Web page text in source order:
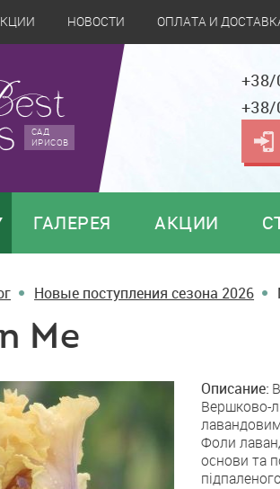
НОВОСТИ ОПЛАТА И
САД
ИРИСОВ
ГАЛЕРЕЯ АКЦИИ
Новые поступления сезона 2026
Me
Описание:
Вершково-
Фоли
основи та